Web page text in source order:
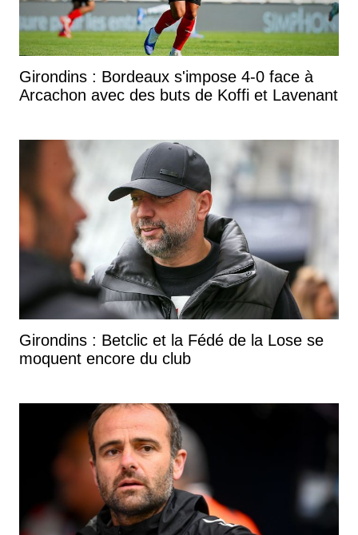
Girondins : Bordeaux s'impose 4-0 face à
Arcachon avec des buts de Koffi et Lavenant
Girondins : Betclic et la Fédé de la Lose se
moquent encore du club